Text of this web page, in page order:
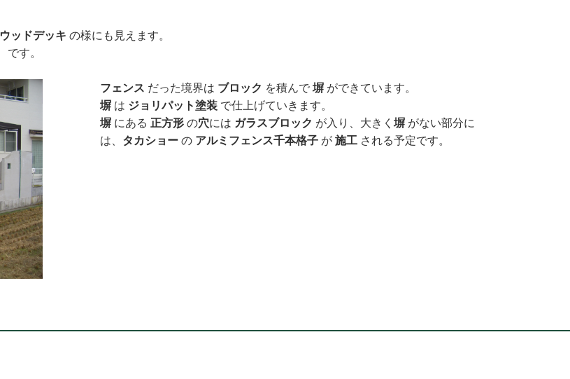
ウッドデッキの様にも見えます。
です。
フェンス だった境界は ブロック を積んで 塀 ができています。
塀 は ジョリパット塗装 で仕上げていきます。
塀 にある 正方形 の穴には ガラスブロック が入り、大きく 塀 がない部分に
は、 タカショー の アルミフェンス千本格子 が 施工 される予定です。